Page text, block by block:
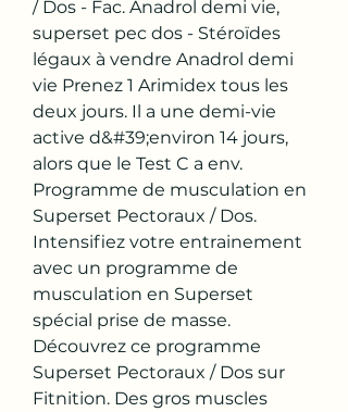
/ Dos - Fac. Anadrol demi vie,
superset pec dos - Stéroïdes
légaux à vendre Anadrol demi
vie Prenez 1 Arimidex tous les
deux jours. Il a une demi-vie
active d&#39;environ 14 jours,
alors que le Test C a env.
Programme de musculation en
Superset Pectoraux / Dos.
Intensifiez votre entrainement
avec un programme de
musculation en Superset
spécial prise de masse.
Découvrez ce programme
Superset Pectoraux / Dos sur
Fitnition. Des gros muscles